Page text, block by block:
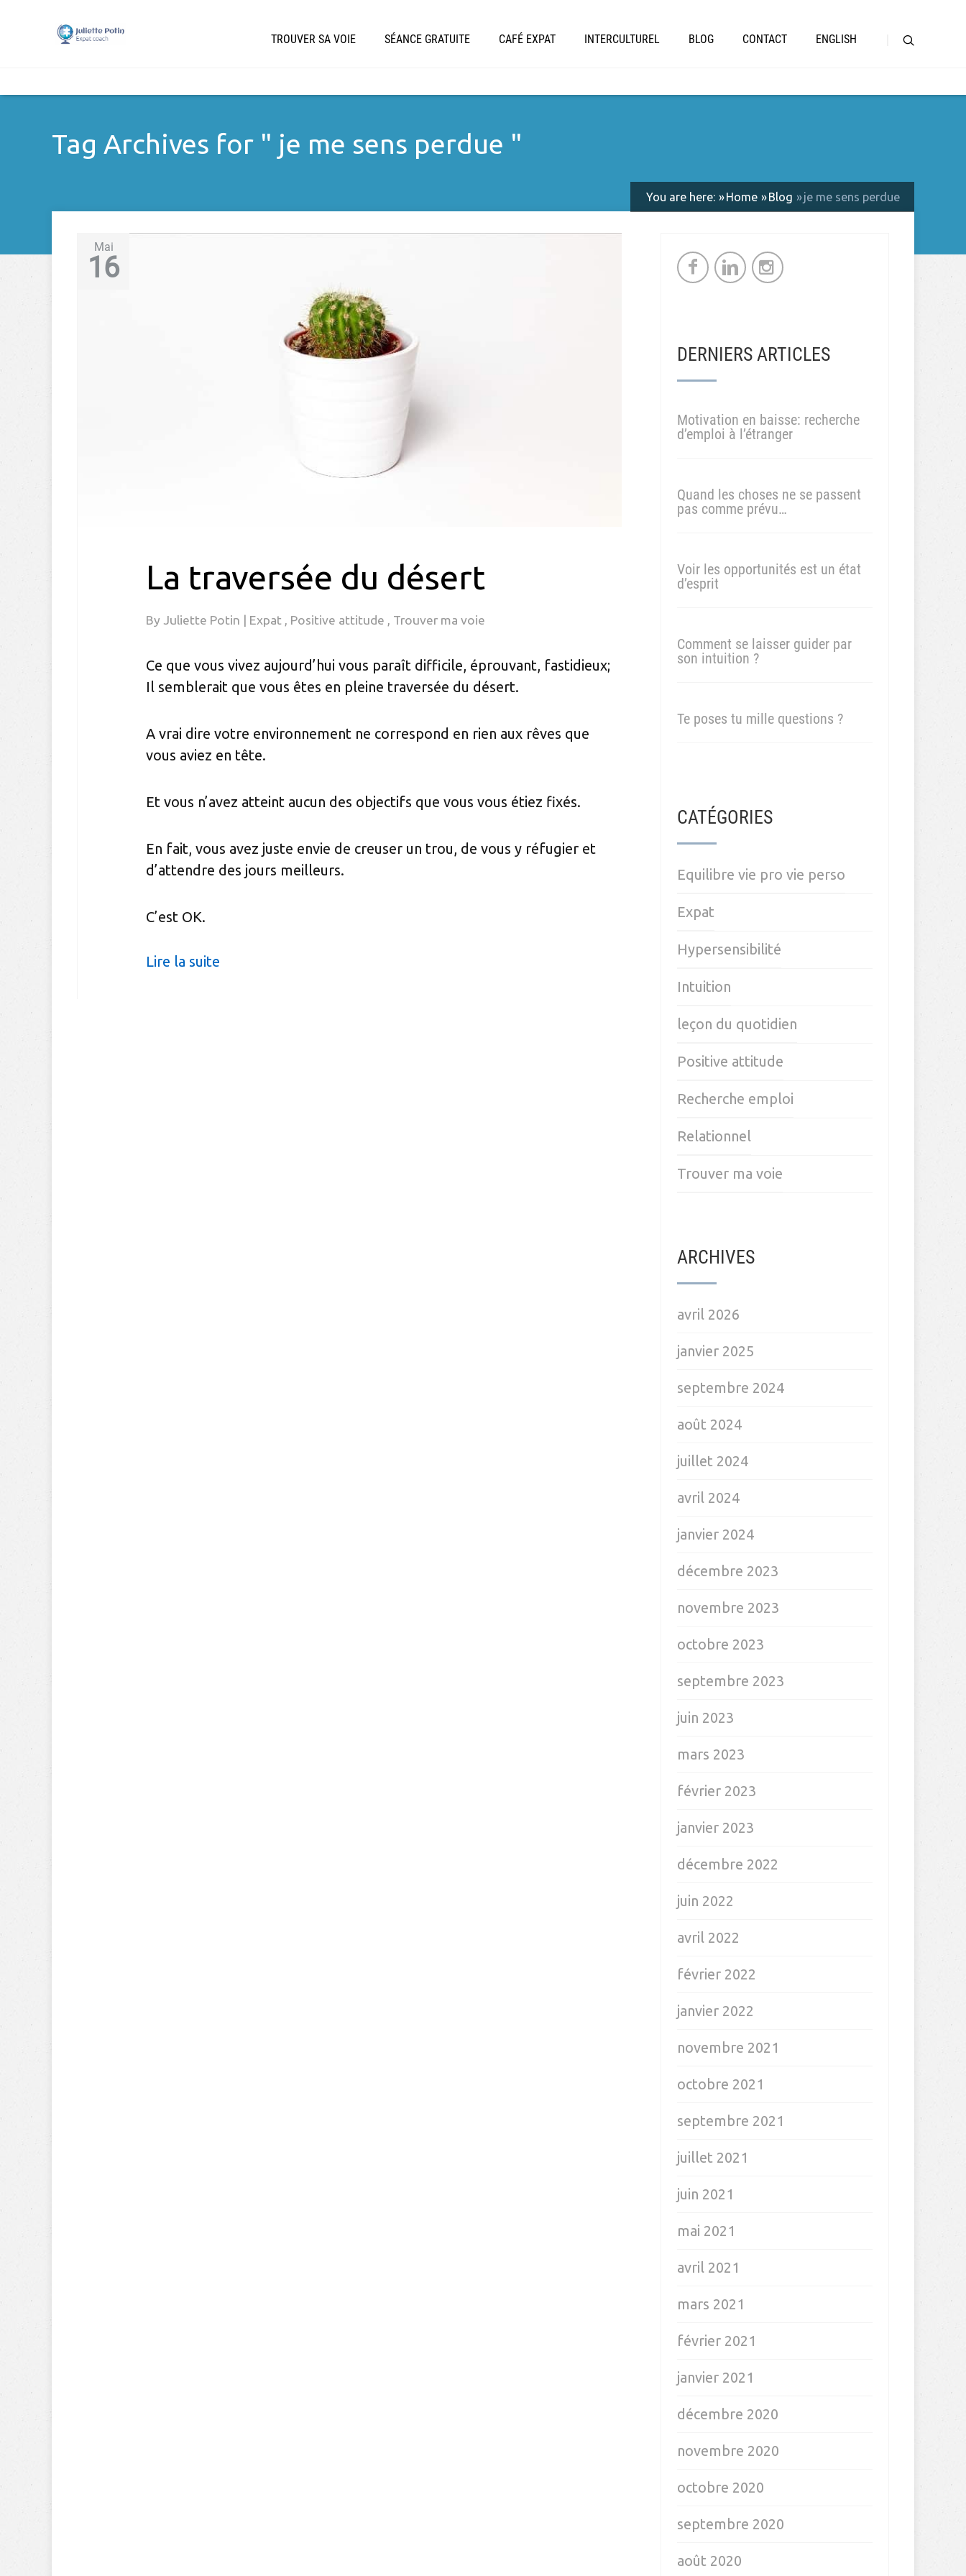
TROUVER SA VOIE SÉANCE GRATUITE CAFÉ EXPAT INTERCULTUREL BLOG CONTACT ENGLISH
Tag Archives for " je me sens perdue "
You are here: Home Blog je me sens perdue
Mai
16
La traversée du désert
By Juliette Potin | Expat , Positive attitude , Trouver ma voie
Ce que vous vivez aujourd’hui vous paraît difficile, éprouvant, fastidieux;
Il semblerait que vous êtes en pleine traversée du désert.
A vrai dire votre environnement ne correspond en rien aux rêves que
vous aviez en tête.
Et vous n’avez atteint aucun des objectifs que vous vous étiez fixés.
En fait, vous avez juste envie de creuser un trou, de vous y réfugier et
d’attendre des jours meilleurs.
C’est OK.
Lire la suite
DERNIERS ARTICLES
Motivation en baisse: recherche
d’emploi à l’étranger
Quand les choses ne se passent
pas comme prévu…
Voir les opportunités est un état
d’esprit
Comment se laisser guider par
son intuition ?
Te poses tu mille questions ?
CATÉGORIES
Equilibre vie pro vie perso
Expat
Hypersensibilité
Intuition
leçon du quotidien
Positive attitude
Recherche emploi
Relationnel
Trouver ma voie
ARCHIVES
avril 2026
janvier 2025
septembre 2024
août 2024
juillet 2024
avril 2024
janvier 2024
décembre 2023
novembre 2023
octobre 2023
septembre 2023
juin 2023
mars 2023
février 2023
janvier 2023
décembre 2022
juin 2022
avril 2022
février 2022
janvier 2022
novembre 2021
octobre 2021
septembre 2021
juillet 2021
juin 2021
mai 2021
avril 2021
mars 2021
février 2021
janvier 2021
décembre 2020
novembre 2020
octobre 2020
septembre 2020
août 2020